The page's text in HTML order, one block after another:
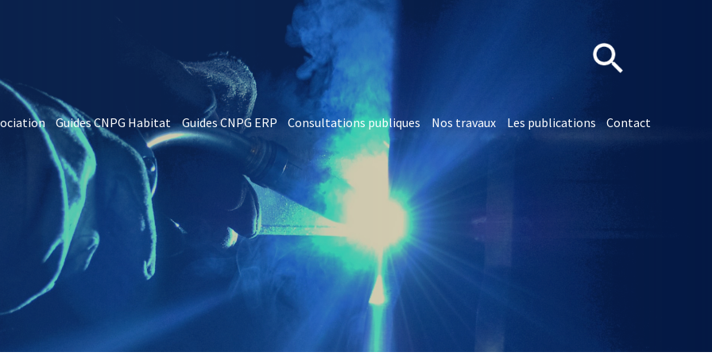
Guides CNPG Habitat Guides CNPG ERP Consultations publiques Nos travaux Les publications Contact